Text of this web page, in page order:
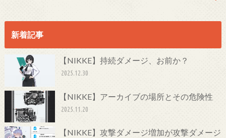
新着記事
【NIKKE】持続ダメージ、お前か？
2025.12.30
【NIKKE】アーカイブの場所とその危険性
2025.11.20
【NIKKE】攻撃ダメージ増加が攻撃ダメージ